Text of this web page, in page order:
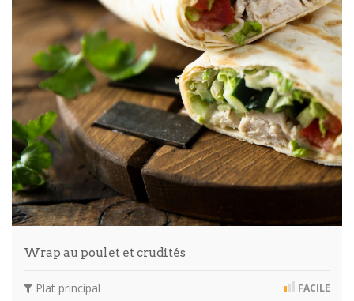
Wrap au poulet et crudités
Plat principal FACILE